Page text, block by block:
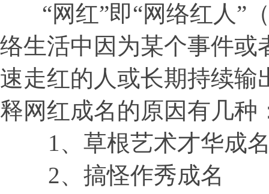
“网红”即“网络红人”（
络生活中因为某个事件或
速走红的人或长期持续输
释网红成名的原因有几种
1、草根艺术才华成
2、搞怪作秀成名